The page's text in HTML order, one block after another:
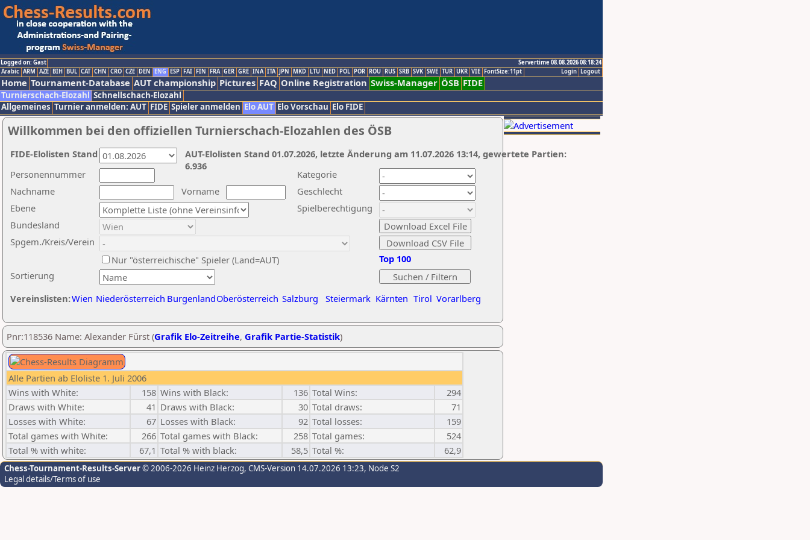
Logged on: Gast
Servertime 08.08.2026 08:18:24
Logout
Login
Arabic ARM AZE BIH BUL CAT CHN CRO CZE DEN ENG ESP FAI FIN FRA GER GRE INA ITA JPN MKD LTU NED POL POR ROU RUS SRB SVK SWE TUR UKR VIE FontSize:11pt
Home Tournament-Database AUT championship Pictures FAQ Online Registration Swiss-Manager ÖSB FIDE
Turnierschach-Elozahl Schnellschach-Elozahl
Allgemeines Turnier anmelden: AUT FIDE Spieler anmelden Elo AUT Elo Vorschau Elo FIDE
Willkommen bei den offiziellen Turnierschach-Elozahlen des ÖSB
Nachname
Vorname
Ebene
Kategorie
Sortierung
Personennummer
Bundesland
Spgem./Kreis/Verein
Geschlecht
Nur "österreichische" Spieler (Land=AUT)
Spielberechtigung
Vereinslisten:Wien Niederösterreich BurgenlandOberösterreich Salzburg Steiermark Kärnten Tirol Vorarlberg
Top 100
AUT-Elolisten Stand 01.07.2026, letzte Änderung am 11.07.2026 13:14, gewertete Partien:
6.936
FIDE-Elolisten Stand
Pnr:118536 Name: Alexander Fürst (Grafik Elo-Zeitreihe, Grafik Partie-Statistik)
Alle Partien ab Eloliste 1. Juli 2006
Wins with White:
158 Wins with Black: 136 Total Wins:
294
Draws with White:
41 Draws with Black: 30 Total draws:
71
Losses with White:
67 Losses with Black: 92 Total losses:
159
Total games with White:
266 Total games with Black: 258 Total games:
524
Total % with white:
67,1 Total % with black: 58,5 Total %: 62,9
Chess-Tournament-Results-Server© 2006-2026 Heinz Herzog, CMS-Version 14.07.2026 13:23, Node S2
Legal details/Terms of use